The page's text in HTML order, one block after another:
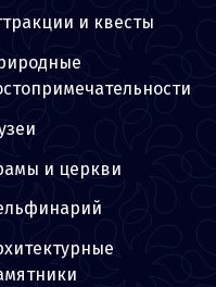
и квесты
и церкви